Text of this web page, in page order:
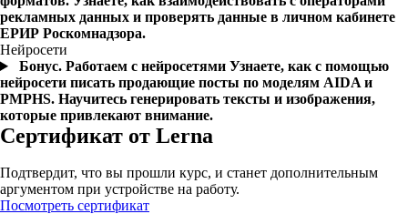
рекламных данных и проверять данные в личном кабинете
ЕРИР Роскомнадзора.
Нейросети
Бонус. Работаем с нейросетями Узнаете, как с помощью
нейросети писать продающие посты по моделям AIDA и
PMPHS. Научитесь генерировать тексты и изображения,
которые привлекают внимание.
Сертификат от Lerna
Подтвердит, что вы прошли курс, и станет дополнительным
аргументом при устройстве на работу.
Посмотреть сертификат